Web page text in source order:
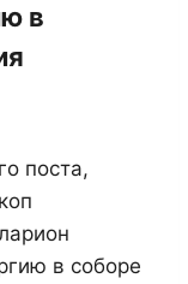
в
поста,
в соборе